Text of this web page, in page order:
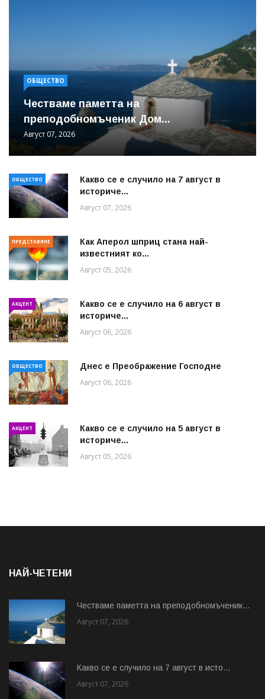
ОБЩЕСТВО
Честваме паметта на
преподобномъченик Дом...
Август 07, 2026
ОБЩЕСТВО
Какво се е случило на 7 август в
историче...
Август 07, 2026
ПРЕДСТАВЯНЕ
Как Аперол шприц стана най-
известният ко...
Август 05, 2026
АКЦЕНТ
Какво се е случило на 6 август в
историче...
Август 06, 2026
ОБЩЕСТВО Днес е Преображение Господне
Август 06, 2026
АКЦЕНТ
Какво се е случило на 5 август в
историче...
Август 05, 2026
НАЙ-ЧЕТЕНИ
Честваме паметта на преподобномъченик...
Август 07, 2026
Какво се е случило на 7 август в исто...
Август 07, 2026